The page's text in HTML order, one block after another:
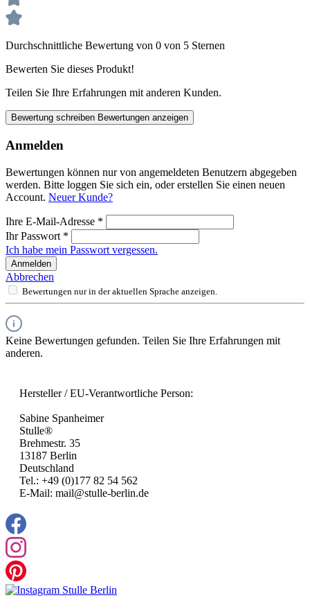
Durchschnittliche Bewertung von 0 von 5 Sternen
Bewerten Sie dieses Produkt!
Teilen Sie Ihre Erfahrungen mit anderen Kunden.
Bewertung schreiben Bewertungen anzeigen
Anmelden
Bewertungen können nur von angemeldeten Benutzern abgegeben
werden. Bitte loggen Sie sich ein, oder erstellen Sie einen neuen
Account. Neuer Kunde?
Ihre E-Mail-Adresse *
Ihr Passwort *
Ich habe mein Passwort vergessen.
Anmelden
Abbrechen
Bewertungen nur in der aktuellen Sprache anzeigen.
Keine Bewertungen gefunden. Teilen Sie Ihre Erfahrungen mit
anderen.
Hersteller / EU-Verantwortliche Person:
Sabine Spanheimer
Stulle®
Brehmestr. 35
13187 Berlin
Deutschland
Tel.: +49 (0)177 82 54 562
E-Mail: mail@stulle-berlin.de